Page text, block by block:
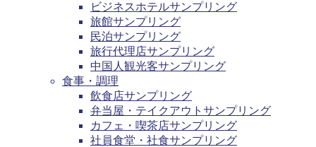
ビジネスホテルサンプリング
旅館サンプリング
民泊サンプリング
旅行代理店サンプリング
中国人観光客サンプリング
食事・調理
飲食店サンプリング
弁当屋・テイクアウトサンプリング
カフェ・喫茶店サンプリング
社員食堂・社食サンプリング